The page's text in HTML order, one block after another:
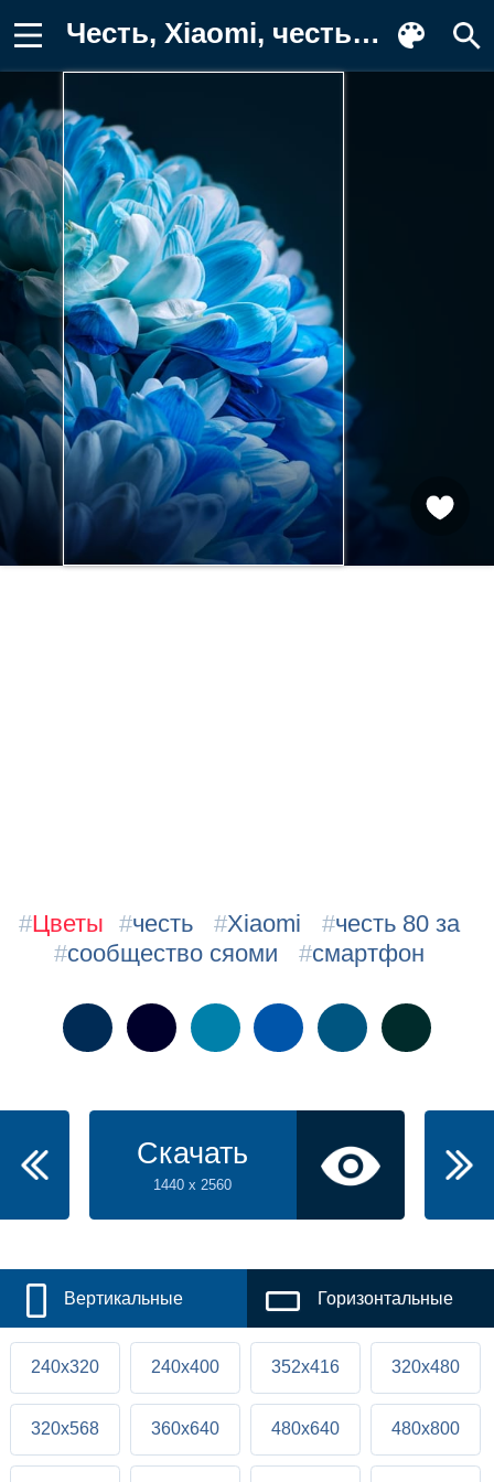
Честь, Xiaomi, честь 80 за, сообщество Обои для телефона
#Цветы #честь #Xiaomi #честь 80 за
#сообщество сяоми #смартфон
Скачать
1440 x 2560
Вертикальные Горизонтальные
240x320 240x400 352x416 320x480
320x568 360x640 480x640 480x800